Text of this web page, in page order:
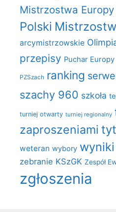
Mistrzostwa Europy
Polski
arcymistrzowskie
przepisy Puchar Europy
PZSzach ranking
szachy 960 szkoła
turniej otwarty turniej regionalny
zaproszeniami
weteran wybory wyniki
zebranie KSzGK Zespół
zgłoszenia